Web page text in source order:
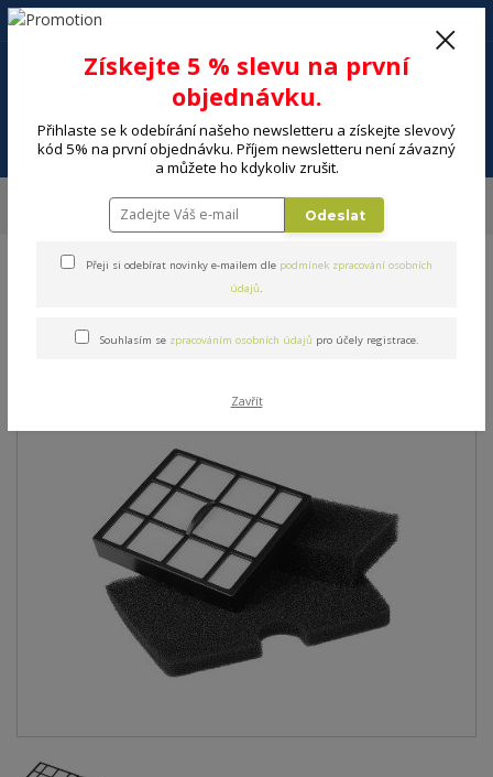
Menu
+420 602 494 600
Příslušenství k vysavači SENCOR SVX 016HF
Příslušenství k vysavači
SENCOR SVX 016HF
Získejte 5 % slevu na první
objednávku.
Přihlaste se k odebírání našeho newsletteru a získejte slevový
kód 5% na první objednávku. Příjem newsletteru není závazný
a můžete ho kdykoliv zrušit.
Odeslat
Přeji si odebírat novinky e-mailem dle podmínek zpracování osobních
údajů.
Souhlasím se zpracováním osobních údajů pro účely registrace.
Zavřít